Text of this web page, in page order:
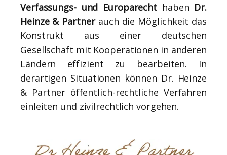
Verfassungs- und Europarecht haben Dr.
Heinze & Partnerauch die Möglichkeit das
Konstrukt aus einer deutschen
Gesellschaft mit Kooperationen in anderen
Ländern effizient zu bearbeiten. In
derartigen Situationen können Dr. Heinze
& Partner öffentlich-rechtliche Verfahren
einleiten und zivilrechtlich vorgehen.